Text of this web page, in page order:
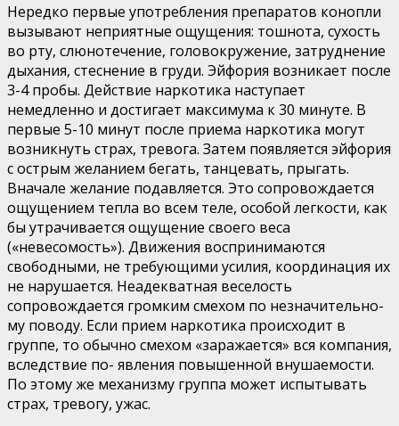
Нередко первые употребления препаратов конопли
вы­зывают неприятные ощущения: тошнота, сухость
во рту, слюнотечение, головокружение, затруднение
дыхания, стеснение в груди. Эйфория возникает после
3-4 пробы. Действие наркотика наступает
немедленно и достигает мак­симума к 30 минуте. В
первые 5-10 минут после приема наркотика могут
возникнуть страх, тревога. Затем появля­ется эйфория
с острым желанием бегать, танцевать, пры­гать.
Вначале желание подавляется. Это сопровождается
ощущением тепла во всем теле, особой легкости, как
бы утрачивается ощущение своего веса
(«невесомость»). Дви­жения воспринимаются
свободными, не требующими уси­лия, координация их
не нарушается. Неадекватная весе­лость
сопровождается громким смехом по незначительно­
му поводу. Если прием наркотика происходит в
группе, то обычно смехом «заражается» вся компания,
вследствие по- явления повышенной внушаемости.
По этому же механиз­му группа может испытывать
страх, тревогу, ужас.